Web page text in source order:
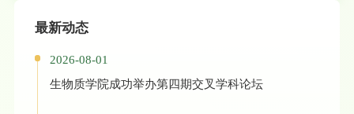
最新动态
2026-08-01
生物质学院成功举办第四期交叉学科论坛